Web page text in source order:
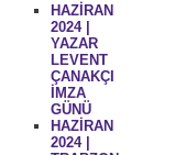
HAZİRAN
2024 |
YAZAR
LEVENT
ÇANAKÇI
İMZA
GÜNÜ
HAZİRAN
2024 |